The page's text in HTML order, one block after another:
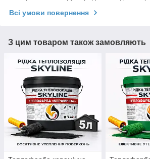
Всі умови повернення
З цим товаром також замовляють